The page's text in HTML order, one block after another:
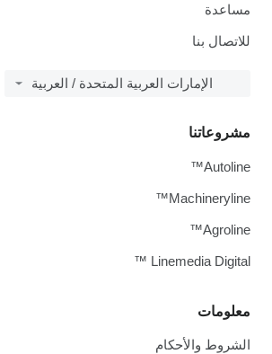
مساعدة
للاتصال بنا
الإمارات العربية المتحدة / العربية
معلومات
الشروط والأحكام
مشروعاتنا
Autoline™
Machineryline™
Agroline™
Linemedia Digital ™